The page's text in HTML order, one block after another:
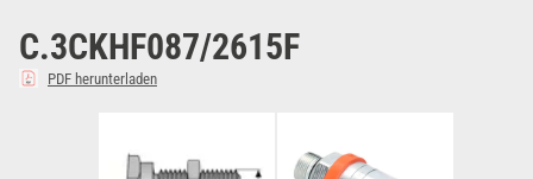
C.3CKHF087/2615F
PDF herunterladen